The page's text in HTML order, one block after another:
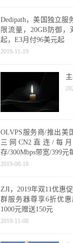
Dedipath，美国独立服
限流量，20GB防御
起，E3月付96美元起
2019-11-19
OLVPS服务商/推出美
三网CN2直连/每
存/300Mbps带宽/399元
2019-08-18
ZJI，2019年双11优惠
群服务器尊享6折优
1000元赠送150元
2019-11-08